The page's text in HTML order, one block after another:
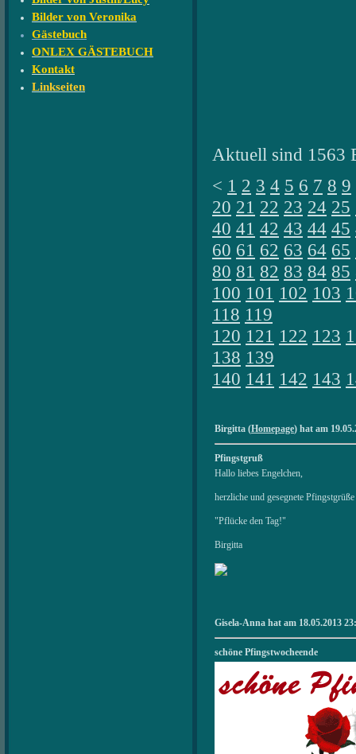
Bilder von Veronika
Gästebuch
ONLEX GÄSTEBUCH
Kontakt
Linkseiten
Aktuell sind 1563
< 1 2 3 4 5 6 7 8 9
20 21 22 23 24 25
40 41 42 43 44 45
60 61 62 63 64 65
80 81 82 83 84 85
100 101 102 103
118 119
120 121 122 123
138 139
140 141 142 143
Birgitta (Homepage) hat am
Pfingstgruß
Hallo liebes Engelchen,
herzliche und gesegnete
"Pflücke den Tag!"
Birgitta
Gisela-Anna hat am 18.05.2013
schöne Pfingstwocheende